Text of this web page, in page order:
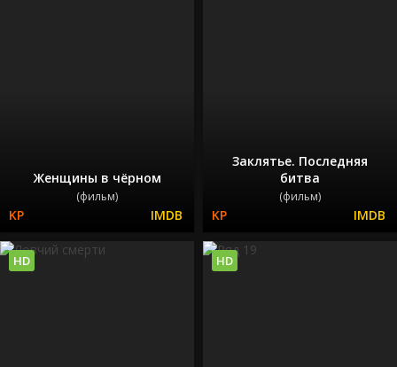
Женщины в чёрном
(фильм)
Заклятье. Последняя
битва
(фильм)
HD HD